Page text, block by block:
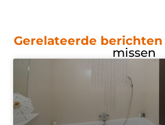
Gerelateerde berichten
missen